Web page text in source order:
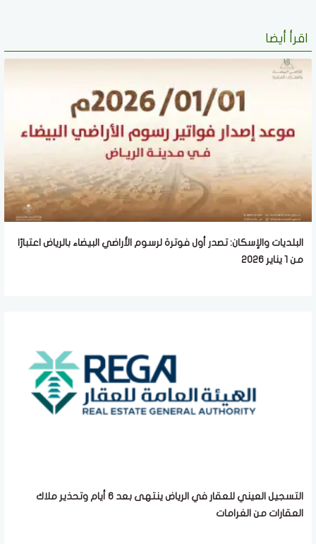
اقرأ أيضا
البلديات والإسكان: تصدر أول فوترة لرسوم الأراضي البيضاء بالرياض اعتبارًا
من 1 يناير 2026
التسجيل العيني للعقار في الرياض ينتهى بعد 6 أيام وتحذير ملاك
العقارات من الغرامات